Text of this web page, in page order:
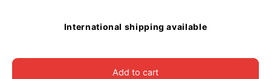
International shipping available
Add to cart